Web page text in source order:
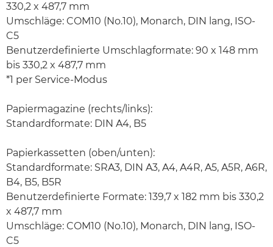
330,2 x 487,7 mm
Umschläge: COM10 (No.10), Monarch, DIN lang, ISO-
C5
Benutzerdefinierte Umschlagformate: 90 x 148 mm
bis 330,2 x 487,7 mm
*1 per Service-Modus
Papiermagazine (rechts/links):
Standardformate: DIN A4, B5
Papierkassetten (oben/unten):
Standardformate: SRA3, DIN A3, A4, A4R, A5, A5R, A6R,
B4, B5, B5R
Benutzerdefinierte Formate: 139,7 x 182 mm bis 330,2
x 487,7 mm
Umschläge: COM10 (No.10), Monarch, DIN lang, ISO-
C5